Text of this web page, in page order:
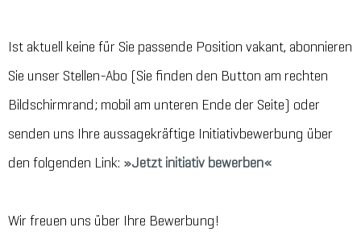
Ist aktuell keine für Sie passende Position vakant, abonnieren
Sie unser Stellen-Abo (Sie finden den Button am rechten
Bildschirmrand; mobil am unteren Ende der Seite) oder
senden uns Ihre aussagekräftige Initiativbewerbung über
den folgenden Link:
Jetzt initiativ bewerben
Wir freuen uns über Ihre Bewerbung!